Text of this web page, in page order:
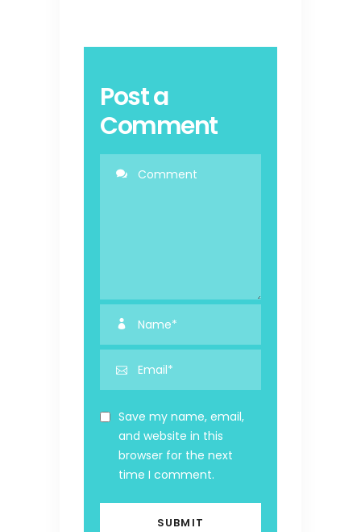
Post a
Comment
Save my name, email,
and website in this
browser for the next
time I comment.